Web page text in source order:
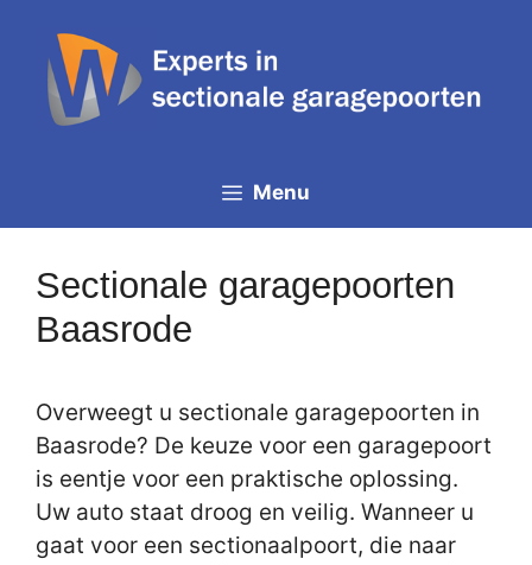
inhoud
Menu
Sectionale garagepoorten
Baasrode
Overweegt u sectionale garagepoorten in
Baasrode? De keuze voor een garagepoort
is eentje voor een praktische oplossing.
Uw auto staat droog en veilig. Wanneer u
gaat voor een sectionaalpoort, die naar